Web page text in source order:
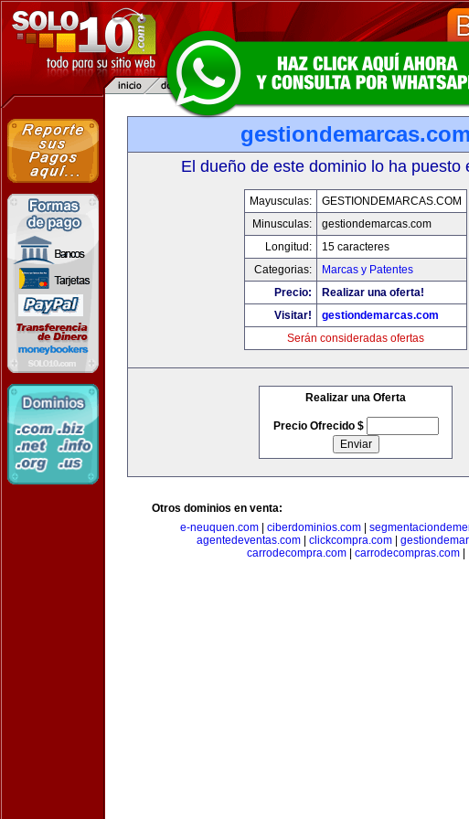
gestiondemarcas.com
El dueño de este dominio lo ha puesto
Mayusculas:
GESTIONDEMARCAS.COM
Minusculas:
gestiondemarcas.com
Longitud:
15 caracteres
Categorias:
Marcas y Patentes
Precio:
Realizar una oferta!
Visitar!
gestiondemarcas.com
Serán consideradas ofertas
Realizar una Oferta
Precio Ofrecido $
Otros dominios en venta:
e-neuquen.com
ciberdominios.com
agentedeventas.com| clickcompra.com|
carrodecompra.com| carrodecompras.com|